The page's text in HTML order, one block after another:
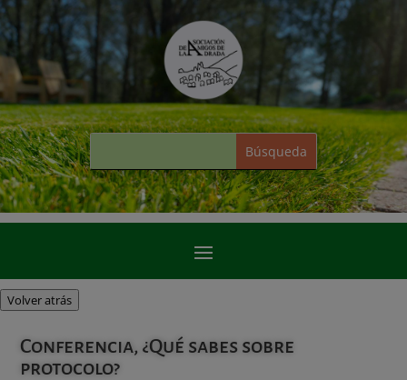
Volver atrás
Conferencia, ¿Qué sabes sobre
protocolo?